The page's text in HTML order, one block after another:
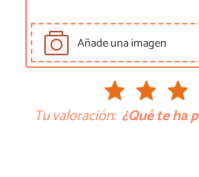
Añade una imagen
Tu valoración: ¿Qué te ha